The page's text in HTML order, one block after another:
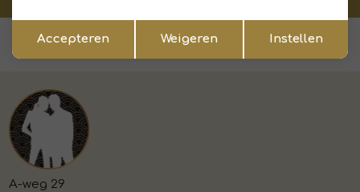
Voor 15:00 uur besteld, morgen in huis
A-weg 29
Opslaan
Accepteren Weigeren Instellen